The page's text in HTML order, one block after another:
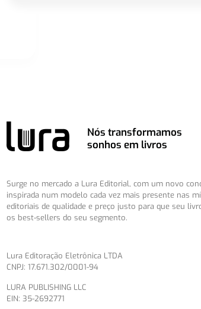
Nós transformamos
sonhos em livros
Surge no mercado a Lura Editorial, com um novo
inspirada num modelo cada vez mais presente nas
editoriais de qualidade e preço justo para que seu
os best-sellers do seu segmento.
Lura Editoração Eletrônica LTDA
CNPJ: 17.671.302/0001-94
LURA PUBLISHING LLC
EIN: 35-2692771